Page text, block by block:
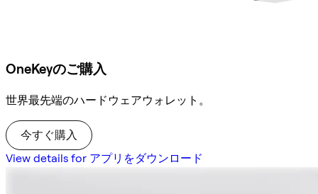
OneKeyのご購入
世界最先端のハードウェアウォレット。
今すぐ購入
View details for アプリをダウンロード